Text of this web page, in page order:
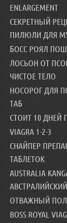
ENLARGEMENT
СЕКРЕТНЫЙ
ПИЛЮЛИ ДЛЯ
БОСС РОЯЛ
ЛОСЬОН ОТ
ЧИСТОЕ ТЕЛО
НОСОРОГ ДЛЯ
ТАБ
СТОИТ 10 ДНЕЙ
VIAGRA 1-2-3
СНАЙПЕР
ТАБЛЕТОК
AUSTRALIA
ОТВАЖНЫЙ
BOSS ROYAL